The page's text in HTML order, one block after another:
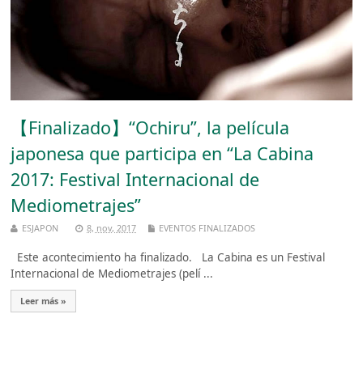
【Finalizado】“Ochiru”, la película
japonesa que participa en “La Cabina
2017: Festival Internacional de
Mediometrajes”
ESJAPON 8, nov, 2017 EVENTOS FINALIZADOS
Este acontecimiento ha finalizado. La Cabina es un Festival
Internacional de Mediometrajes (pelí ...
Leer más »